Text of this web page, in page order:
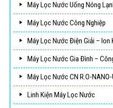
Máy Lọc Nước Uống Nóng
Máy Lọc Nước Công Nghiệp
Máy Lọc Nước Điện Giải – Ion
Máy Lọc Nước Gia Đình –
Máy Lọc Nước CN R.O-NANO-
Linh Kiện Máy Lọc Nước